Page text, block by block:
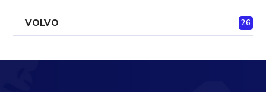
VOLVO 26